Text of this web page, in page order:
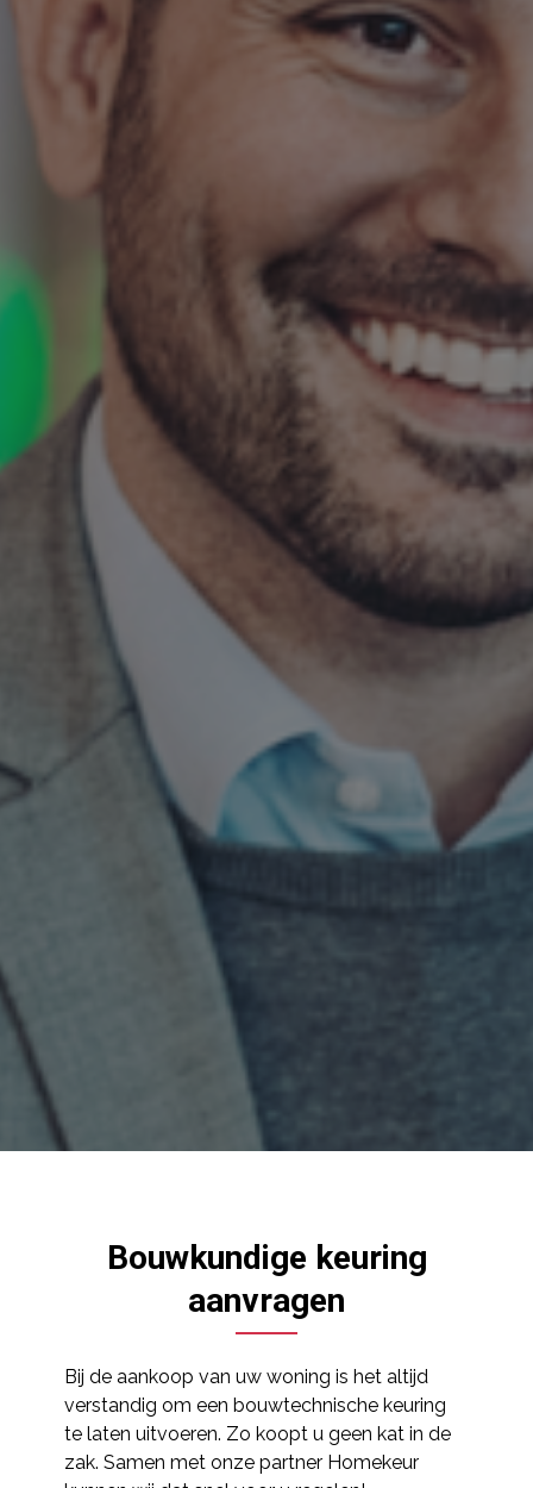
Bouwkundige keuring
aanvragen
Bij de aankoop van uw woning is het altijd
verstandig om een bouwtechnische keuring
te laten uitvoeren. Zo koopt u geen kat in de
zak. Samen met onze partner Homekeur